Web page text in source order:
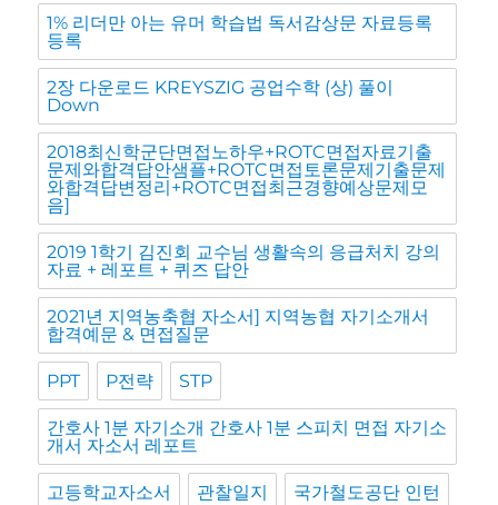
1% 리더만 아는 유머 학습법 독서감상문 자료등록
등록
2장 다운로드 KREYSZIG 공업수학 (상) 풀이
Down
2018최신학군단면접노하우+ROTC면접자료기출
문제와합격답안샘플+ROTC면접토론문제기출문제
와합격답변정리+ROTC면접최근경향예상문제모
음]
2019 1학기 김진회 교수님 생활속의 응급처치 강의
자료 + 레포트 + 퀴즈 답안
2021년 지역농축협 자소서] 지역농협 자기소개서
합격예문 & 면접질문
PPT P전략 STP
간호사 1분 자기소개 간호사 1분 스피치 면접 자기소
개서 자소서 레포트
고등학교자소서 관찰일지 국가철도공단 인턴